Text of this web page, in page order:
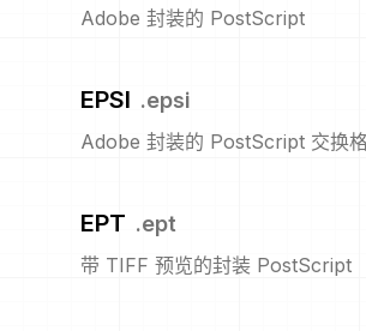
Adobe 封装的 PostScript
EPSI .epsi
Adobe 封装的 PostScript 交换
EPT .ept
带 TIFF 预览的封装 PostScript